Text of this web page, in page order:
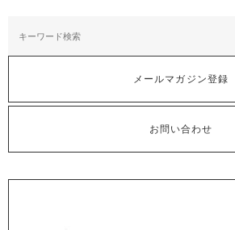
メールマガジン登録
お問い合わせ